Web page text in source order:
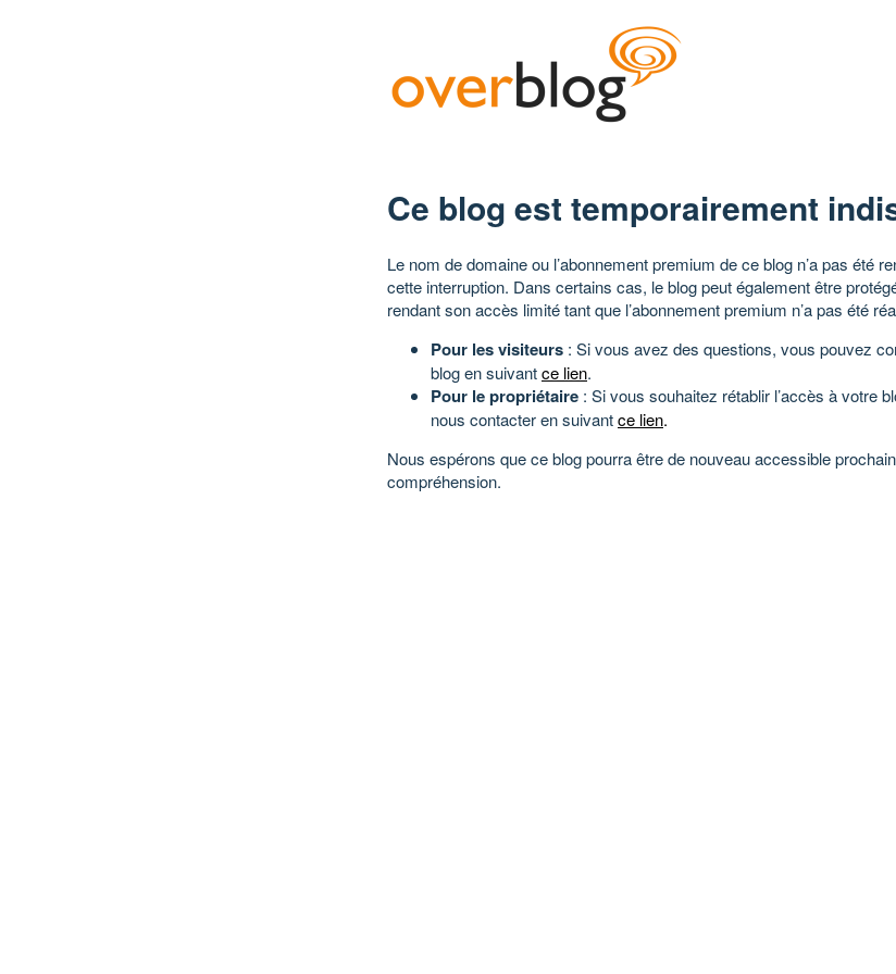
Ce blog est temporairement
Le nom de domaine ou l’abonnement premium de ce blog n’a pas été
cette interruption. Dans certains cas, le blog peut également être
rendant son accès limité tant que l’abonnement premium n’a pas été
Pour les visiteurs : Si vous avez des questions, vous pouvez
blog en suivantce lien.
Pour le propriétaire : Si vous souhaitez rétablir l’accès à votre
nous contacter en suivantce lien.
Nous espérons que ce blog pourra être de nouveau accessible
compréhension.